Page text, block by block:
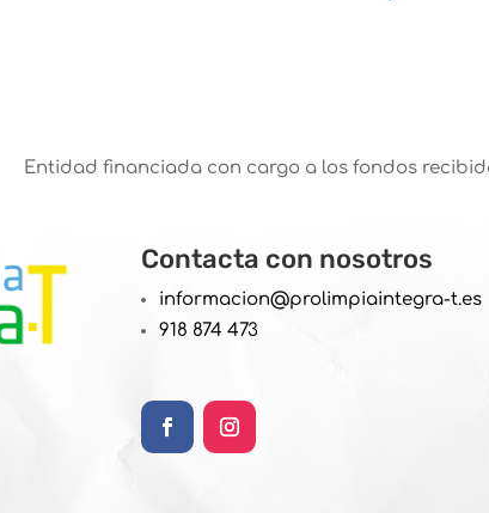
Entidad financiada con cargo a los fondos
Contacta con nosotros
informacion@prolimpiaintegra-t.es
918 874 473